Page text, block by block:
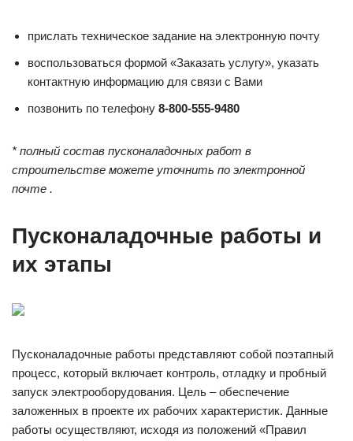
прислать техническое задание на электронную почту
воспользоваться формой «Заказать услугу», указать
контактную информацию для связи с Вами
позвонить по телефону 8-800-555-9480
* полный состав пусконаладочных работ в
строительстве можете уточнить по электронной
почте .
Пусконаладочные работы и
их этапы
Пусконаладочные работы представляют собой поэтапный
процесс, который включает контроль, отладку и пробный
запуск электрооборудования. Цель – обеспечение
заложенных в проекте их рабочих характеристик. Данные
работы осуществляют, исходя из положений «Правил